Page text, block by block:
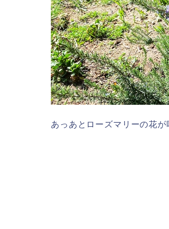
あっあとローズマリーの花が